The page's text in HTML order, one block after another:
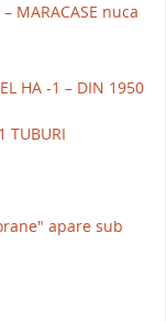
MARACASE nuca
HA -1 – DIN 1950
TUBURI
apare sub